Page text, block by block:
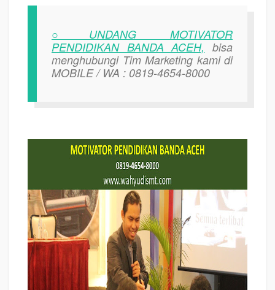
○UNDANG MOTIVATOR
PENDIDIKAN BANDA ACEH, bisa
menghubungi Tim Marketing kami di
MOBILE / WA : 0819-4654-8000